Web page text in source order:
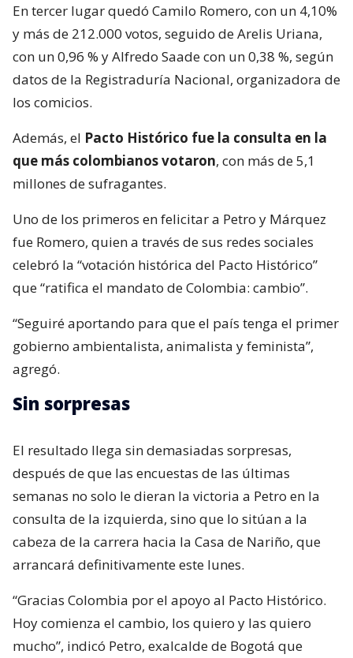
En tercer lugar quedó Camilo Romero, con un 4,10%
y más de 212.000 votos, seguido de Arelis Uriana,
con un 0,96 % y Alfredo Saade con un 0,38 %, según
datos de la Registraduría Nacional, organizadora de
los comicios.
Además, el Pacto Histórico fue la consulta en la
que más colombianos votaron, con más de 5,1
millones de sufragantes.
Uno de los primeros en felicitar a Petro y Márquez
fue Romero, quien a través de sus redes sociales
celebró la “votación histórica del Pacto Histórico”
que “ratifica el mandato de Colombia: cambio”.
“Seguiré aportando para que el país tenga el primer
gobierno ambientalista, animalista y feminista”,
agregó.
Sin sorpresas
El resultado llega sin demasiadas sorpresas,
después de que las encuestas de las últimas
semanas no solo le dieran la victoria a Petro en la
consulta de la izquierda, sino que lo sitúan a la
cabeza de la carrera hacia la Casa de Nariño, que
arrancará definitivamente este lunes.
“Gracias Colombia por el apoyo al Pacto Histórico.
Hoy comienza el cambio, los quiero y las quiero
mucho”, indicó Petro, exalcalde de Bogotá que